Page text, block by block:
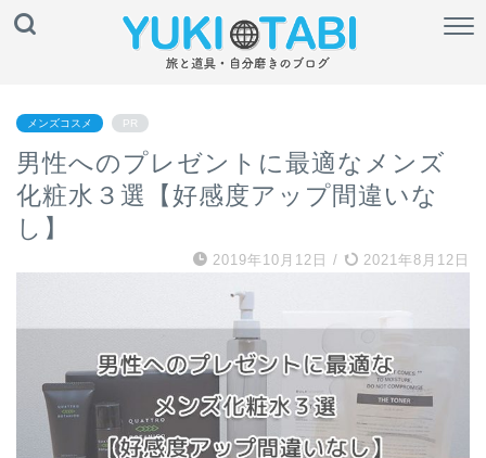
メンズコスメ PR
男性へのプレゼントに最適なメンズ
化粧水３選【好感度アップ間違いな
し】
2019年10月12日 / 2021年8月12日